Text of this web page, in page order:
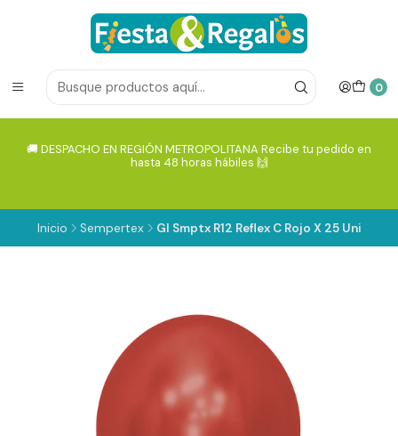
0
🚚 DESPACHO EN REGIÓN METROPOLITANA Recibe tu pedido en
hasta 48 horas hábiles 🙌
Inicio Sempertex Gl Smptx R12 Reflex C Rojo X 25 Uni